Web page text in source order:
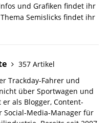
und Grafiken findet ihr
Semislicks findet ihr
357 Artikel
Trackday-Fahrer und
über Sportwagen und
als Blogger, Content-
Media-Manager für